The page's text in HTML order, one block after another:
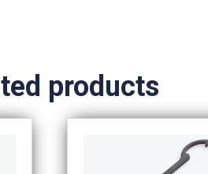
products